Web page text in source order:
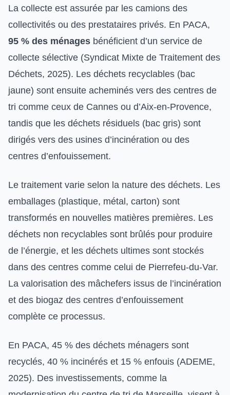
La collecte est assurée par les camions des
collectivités ou des prestataires privés. En PACA,
95 % des ménages bénéficient d’un service de
collecte sélective (Syndicat Mixte de Traitement des
Déchets, 2025). Les déchets recyclables (bac
jaune) sont ensuite acheminés vers des centres de
tri comme ceux de Cannes ou d’Aix-en-Provence,
tandis que les déchets résiduels (bac gris) sont
dirigés vers des usines d’incinération ou des
centres d’enfouissement.
Le traitement varie selon la nature des déchets. Les
emballages (plastique, métal, carton) sont
transformés en nouvelles matières premières. Les
déchets non recyclables sont brûlés pour produire
de l’énergie, et les déchets ultimes sont stockés
dans des centres comme celui de Pierrefeu-du-Var.
La valorisation des mâchefers issus de l’incinération
et des biogaz des centres d’enfouissement
complète ce processus.
En PACA, 45 % des déchets ménagers sont
recyclés, 40 % incinérés et 15 % enfouis (ADEME,
2025). Des investissements, comme la